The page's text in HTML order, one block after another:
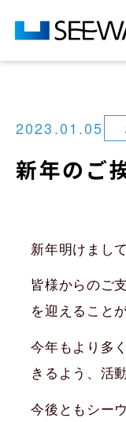
2023.01.05
新年のご
新年明けまし
皆様からのご
を迎えること
今年もより多
きるよう、活
今後ともシー